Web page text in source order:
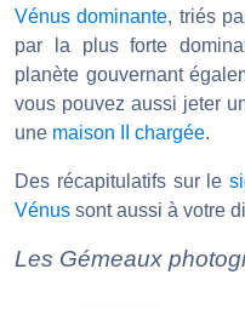
Vénus dominante, triés
par la plus forte
planète gouvernant
vous pouvez aussi jeter
une maison II chargée.
Des récapitulatifs sur le
Vénus sont aussi à votre
Les Gémeaux